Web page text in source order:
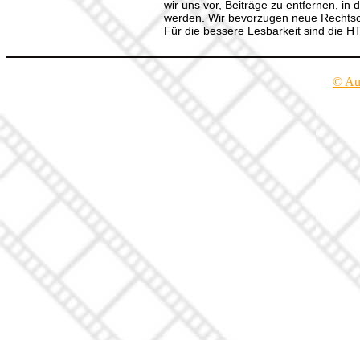
wir uns vor, Beiträge zu entfernen, in
werden. Wir bevorzugen neue
Für die bessere Lesbarkeit sind die
©